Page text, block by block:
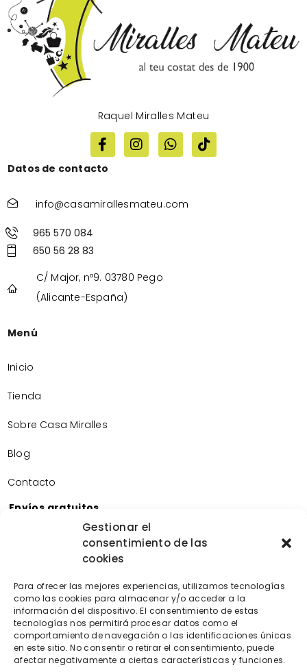
Gestionar el
consentimiento de las
cookies
Para ofrecer las mejores experiencias, utilizamos tecnologías
como las cookies para almacenar y/o acceder a la
información del dispositivo. El consentimiento de estas
tecnologías nos permitirá procesar datos como el
comportamiento de navegación o las identificaciones únicas
en este sitio. No consentir o retirar el consentimiento, puede
afectar negativamente a ciertas características y funciones.
Raquel Miralles Mateu
Datos de contacto
info@casamirallesmateu.com
965 570 084
650 56 28 83
C/ Major, nº9. 03780 Pego
(Alicante-España)
Menú
Inicio
Tienda
Sobre Casa Miralles
Blog
Contacto
Envíos gratuitos
Envíos gratuitos por la compra de más de 60€.
Devoluciones gratuitas
Devoluciones gratuitas en nuestra tienda física.
Pago seguro
Tarjeta de crédito/débito.
Transferencia bancaria.
Bizum.